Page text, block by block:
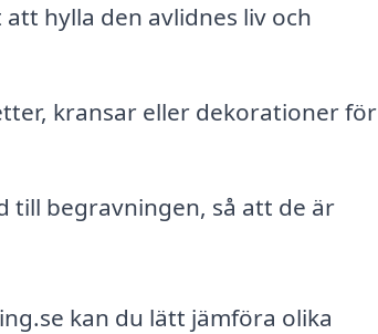
hylla den avlidnes liv och
kransar eller dekorationer för
till begravningen, så att de är
kan du lätt jämföra olika